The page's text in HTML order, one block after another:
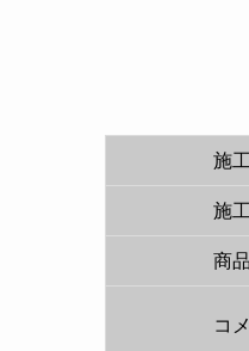
施
施
商
コ